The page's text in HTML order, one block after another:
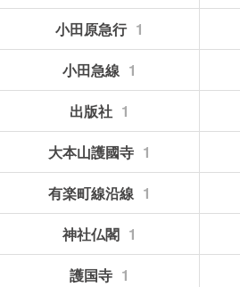
小田原急行 1
小田急線 1
出版社 1
大本山護國寺 1
有楽町線沿線 1
神社仏閣 1
護国寺 1